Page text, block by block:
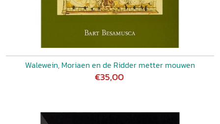
Walewein, Moriaen en de Ridder metter mouwen
€35,00